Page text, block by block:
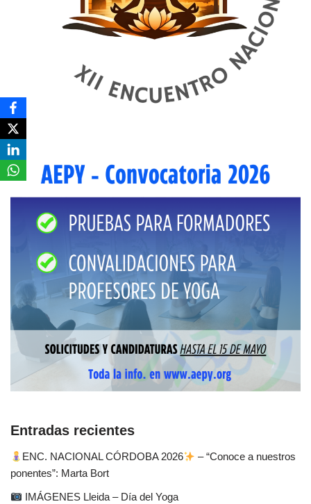
Entradas recientes
ENC. NACIONAL CÓRDOBA 2026
– “Conoce a nuestros
ponentes”: Marta Bort
IMÁGENES Lleida – Día del Yoga